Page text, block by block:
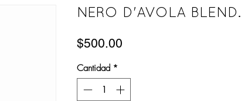
NERO D'AVOLA BLEND.
$500.00
Cantidad *